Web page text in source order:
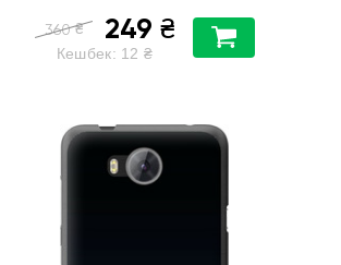
360 ₴ 249 ₴
Кешбек: 12 ₴